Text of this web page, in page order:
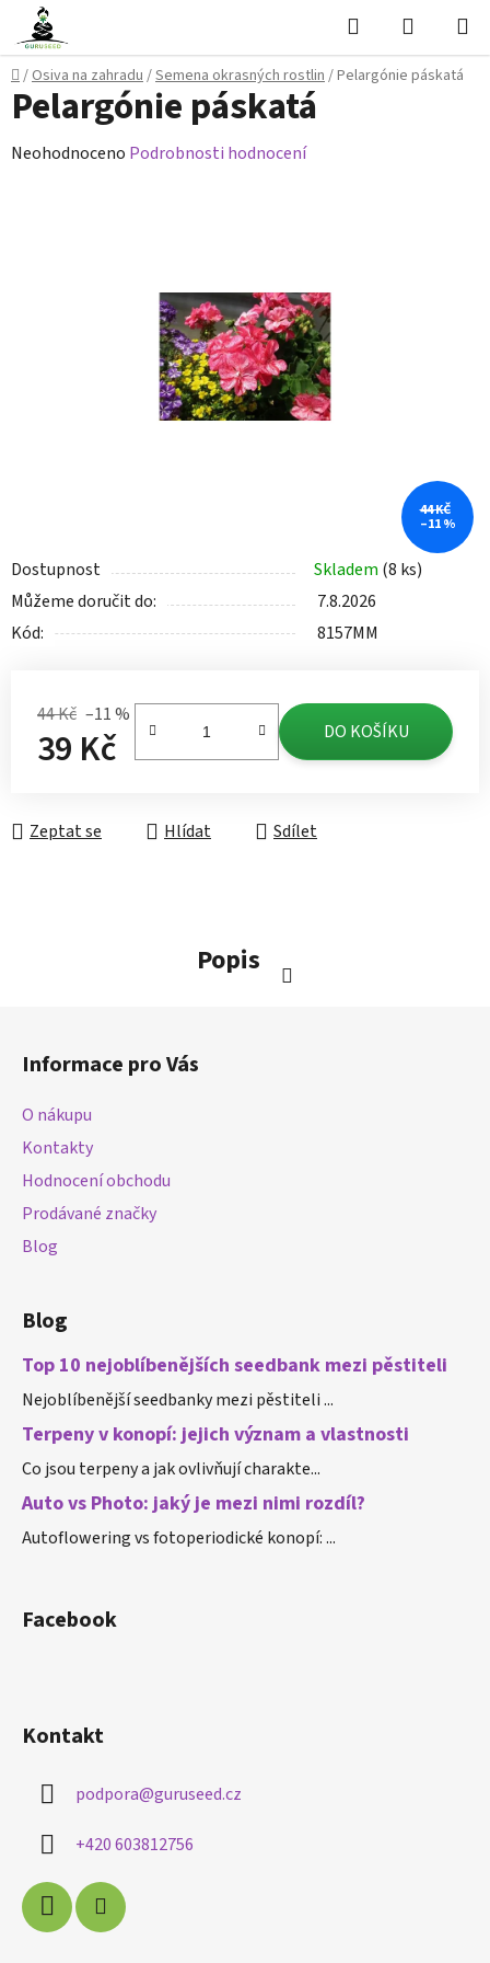
Přejít
obsah
Hledat
KOŠÍK
Domů
/Osiva na zahradu/Semena okrasných rostlin/Pelargónie páskatá
Dostupnost Skladem (8 ks)
Můžeme doručit do:
7.8.2026
Kód:
8157MM
44 Kč –11 %
39 Kč DO KOŠÍKU
Zeptat se Hlídat Sdílet
Pelargónie páskatá
Průměrné
Neohodnoceno Podrobnosti hodnocení
44 KČ
–11 %
Popis
Informace pro Vás
O nákupu
Kontakty
Hodnocení obchodu
Prodávané značky
Blog
Blog
Top 10 nejoblíbenějších seedbank mezi pěstiteli
Nejoblíbenější seedbanky mezi pěstiteli ...
Terpeny v konopí: jejich význam a vlastnosti
Co jsou terpeny a jak ovlivňují charakte...
Auto vs Photo: jaký je mezi nimi rozdíl?
Autoflowering vs fotoperiodické konopí: ...
Facebook
Kontakt
podpora@guruseed.cz
+420 603812756